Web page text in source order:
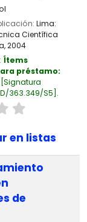
Lima:
Científica
2004
Ítems
préstamo:
Signatura
363.349/S5 .
en listas
de